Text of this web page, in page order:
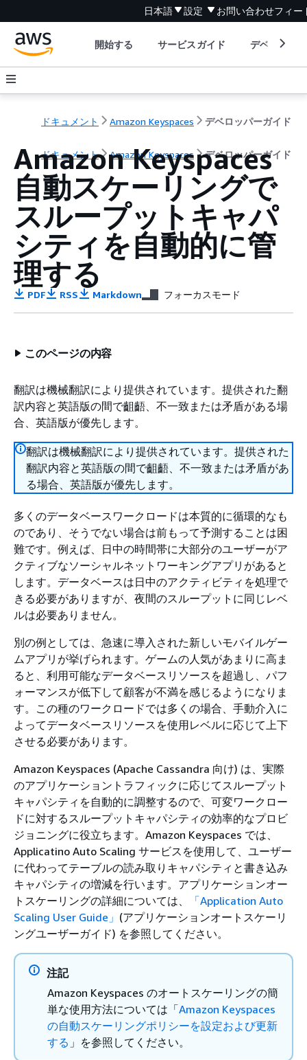
日本語 設定 お問い合わせフィー
開始する サービスガイド デベロッパ
ドキュメント Amazon Keyspaces デベロッパーガイド
ドキュメント Amazon Keyspaces デベロッパーガイド
Amazon Keyspaces
自動スケーリングで
スループットキャパ
シティを自動的に管
理する
PDF RSS Markdown フォーカスモード
このページの内容
翻訳は機械翻訳により提供されています。提供された翻
訳内容と英語版の間で齟齬、不一致または矛盾がある場
合、英語版が優先します。
翻訳は機械翻訳により提供されています。提供された
翻訳内容と英語版の間で齟齬、不一致または矛盾があ
る場合、英語版が優先します。
多くのデータベースワークロードは本質的に循環的なも
のであり、そうでない場合は前もって予測することは困
難です。例えば、日中の時間帯に大部分のユーザーがア
クティブなソーシャルネットワーキングアプリがあると
します。データベースは日中のアクティビティを処理で
きる必要がありますが、夜間のスループットに同じレベ
ルは必要ありません。
別の例としては、急速に導入された新しいモバイルゲー
ムアプリが挙げられます。ゲームの人気があまりに高ま
ると、利用可能なデータベースリソースを超過し、パフ
ォーマンスが低下して顧客が不満を感じるようになりま
す。この種のワークロードでは多くの場合、手動介入に
よってデータベースリソースを使用レベルに応じて上下
させる必要があります。
Amazon Keyspaces (Apache Cassandra 向け) は、実際
のアプリケーショントラフィックに応じてスループット
キャパシティを自動的に調整するので、可変ワークロー
ドに対するスループットキャパシティの効率的なプロビ
ジョニングに役立ちます。Amazon Keyspaces では、
Applicatino Auto Scaling サービスを使用して、ユーザー
に代わってテーブルの読み取りキャパシティと書き込み
キャパシティの増減を行います。アプリケーションオー
トスケーリングの詳細については、
「Application Auto
Scaling User Guide」 (アプリケーションオートスケーリ
ングユーザーガイド) を参照してください。
注記
Amazon Keyspaces のオートスケーリングの簡
単な使用方法については「Amazon Keyspaces
の自動スケーリングポリシーを設定および更新
する 」を参照してください。